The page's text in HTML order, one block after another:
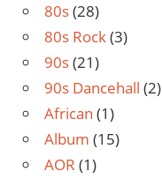
80s(28)
80s Rock(3)
90s(21)
90s Dancehall (2)
African (1)
Album (15)
AOR (1)